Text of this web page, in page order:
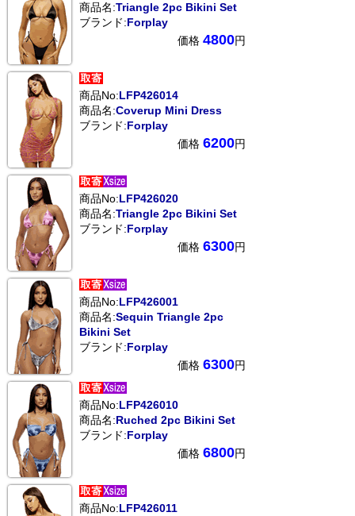
商品名:Triangle 2pc Bikini Set
ブランド:Forplay
価格 4800円
商品No:LFP426014
商品名:Coverup Mini Dress
ブランド:Forplay
価格 6200円
商品No:LFP426020
商品名:Triangle 2pc Bikini Set
ブランド:Forplay
価格 6300円
商品No:LFP426001
商品名:Sequin Triangle 2pc
Bikini Set
ブランド:Forplay
価格 6300円
商品No:LFP426010
商品名:Ruched 2pc Bikini Set
ブランド:Forplay
価格 6800円
商品No:LFP426011